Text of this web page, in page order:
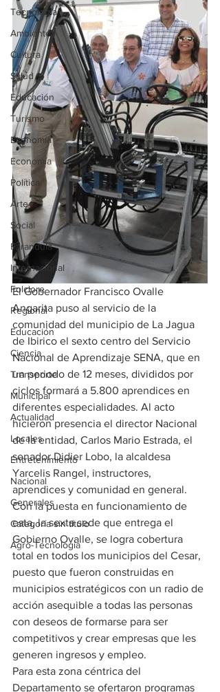
Tecnologia
Ambiente
Cultura
Salud
Educación
Turismo
Economía
Economía
Política
Arte
Social
Farandula
Internacional
Folclore
Regional
Educación
Ciencia
Transporte
Municipal
Actualidad
Locales
Entretenimiento
Nacional
Generales
Categoría sin título
Agro-Tecnología
El Gobernador Francisco Ovalle
Angarita puso al servicio de la
comunidad del municipio de La Jagua
de Ibirico el sexto centro del Servicio
Nacional de Aprendizaje SENA, que en
un periodo de 12 meses, divididos por
ciclos formará a 5.800 aprendices en
diferentes especialidades. Al acto
hicieron presencia el director Nacional
de la entidad, Carlos Mario Estrada, el
senador Didier Lobo, la alcaldesa
Yarcelis Rangel, instructores,
aprendices y comunidad en general.
Con la puesta en funcionamiento de
esta, la sexta sede que entrega el
Gobierno Ovalle, se logra cobertura
total en todos los municipios del Cesar,
puesto que fueron construidas en
municipios estratégicos con un radio de
acción asequible a todas las personas
con deseos de formarse para ser
competitivos y crear empresas que les
generen ingresos y empleo.
Para esta zona céntrica del
Departamento se ofertaron programas